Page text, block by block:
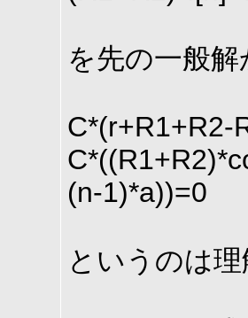
を先の一般
C*(r+R1+R2-
(n-1)*a))=0
というのは